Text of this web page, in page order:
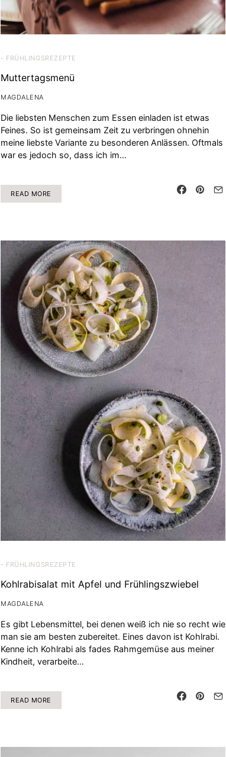
- FRÜHLINGSREZEPTE
Muttertagsmenü
MAGDALENA
Die liebsten Menschen zum Essen einladen ist etwas
Feines. So ist gemeinsam Zeit zu verbringen ohnehin
meine liebste Variante zu besonderen Anlässen. Oftmals
war es jedoch so, dass ich im…
READ MORE
- FRÜHLINGSREZEPTE
Kohlrabisalat mit Apfel und Frühlingszwiebel
MAGDALENA
Es gibt Lebensmittel, bei denen weiß ich nie so recht wie
man sie am besten zubereitet. Eines davon ist Kohlrabi.
Kenne ich Kohlrabi als fades Rahmgemüse aus meiner
Kindheit, verarbeite…
READ MORE